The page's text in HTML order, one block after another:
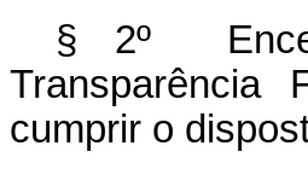
§ 2º
Transparência
cumprir o